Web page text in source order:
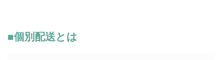
■個別配送とは